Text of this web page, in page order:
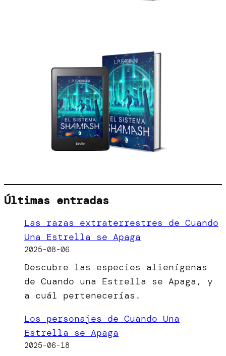
Últimas entradas
Las razas extraterrestres de Cuando
Una Estrella se Apaga
2025-08-06
Descubre las especies alienígenas
de Cuando una Estrella se Apaga, y
a cuál pertenecerías.
Los personajes de Cuando Una
Estrella se Apaga
2025-06-18